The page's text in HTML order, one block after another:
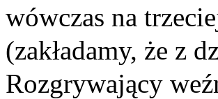
wówczas na
(zakładamy, że z
Rozgrywający